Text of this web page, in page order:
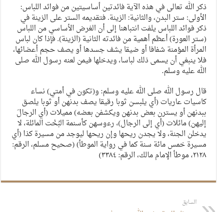
ذكر الله تعالى في هذه الآية فائدتين أساسيتين من فوائد اللباس:
الأولى: ستر البدن، والثانية: الزينة. فتقديمه الستر على الزينة في
ذكر فوائد اللباس يلفت انتباهنا إلى أن الغرض الأساسي من اللباس
(ستر العورة) أعظم أهمية من فائدته الثانية (الزينة). فإذا كان لباس
المرأة المؤمنة شفافا أو ضيقا يشف جسدها أو يصف حجم أعضائها،
فلا ينبغي أن يسمى ذلك لباسا، ويدخلها فيمن لعنه رسول الله صلى
الله عليه وسلم.
قال رسول الله صلى الله عليه وسلم: و(تكون في أمتي) نساء
كاسيات عاريات (أي يلبسن ثوبا رقيقا يصف بدنهن أو ثوبا يلصق
ببدنهن أو يسترن بعض بدنهن ويكشفن بعضه) مميلات (أي الرجالَ
إليهن) مائلات (أي إلى الرجال)، رءوسهن كأسنمة البُخْت المائلة، لا
يدخلن الجنة، ولا يجدن ريحها وإن ريحها ليوجد من مسيرة كذا (أي
مسيرة خمس مائة سنة كما في رواية الموطأ) (صحيح مسلم، الرقم:
٢١٢٨، موطأ الإمام مالك، الرقم: ٣٣٨٤)
السابق